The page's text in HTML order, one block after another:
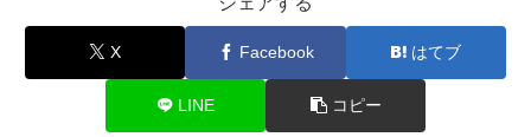
X Facebook はてブ
LINE コピー